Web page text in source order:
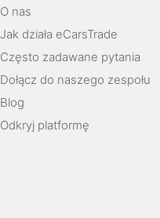
O nas
Jak działa eCarsTrade
Często zadawane pytania
Dołącz do naszego zespołu
Blog
Odkryj platformę